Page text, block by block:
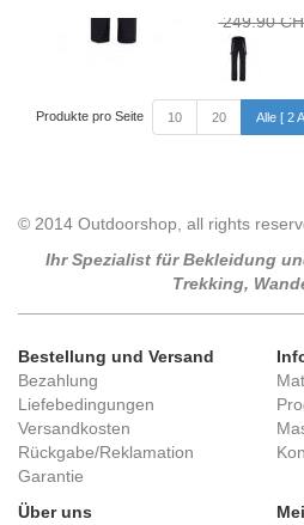
249.90
Produkte pro Seite 10 20 Alle [ 2
© 2014 Outdoorshop, all rights
Ihr Spezialist für Bekleidung
Trekking,
Bestellung und Versand
Bezahlung
Liefebedingungen
Versandkosten
Rückgabe/Reklamation
Garantie
Über uns